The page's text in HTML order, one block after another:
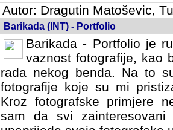
Autor: Dragutin Matoševic,
Barikada (INT) - Portfolio
Barikada - Portfolio je
vaznost fotografije, kao
rada nekog benda. Na to
fotografije koje su mi
fotografske primjere
svi zainteresovani